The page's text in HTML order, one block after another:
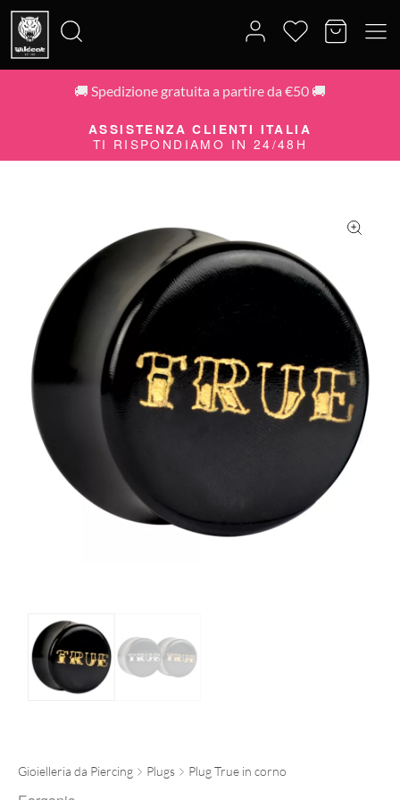
🚚 Spedizione gratuita a partire da €50 🚚
ASSISTENZA CLIENTI ITALIA
TI RISPONDIAMO IN 24/48H
Gioielleria da Piercing Plugs Plug True in corno